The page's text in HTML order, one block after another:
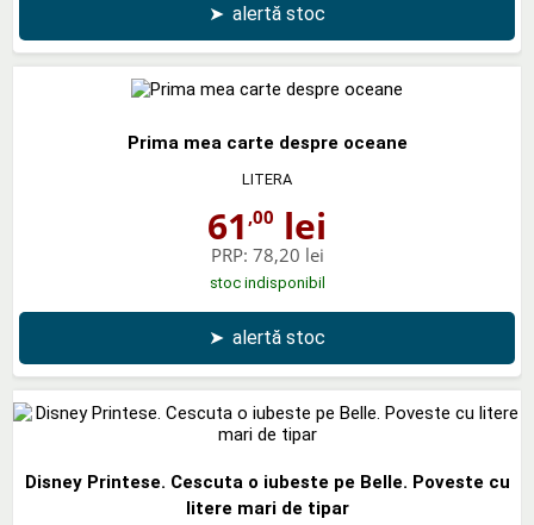
➤ alertă stoc
Prima mea carte despre oceane
LITERA
61 ,00 lei
PRP: 78,20 lei
stoc indisponibil
➤ alertă stoc
Disney Printese. Cescuta o iubeste pe Belle. Poveste cu
litere mari de tipar